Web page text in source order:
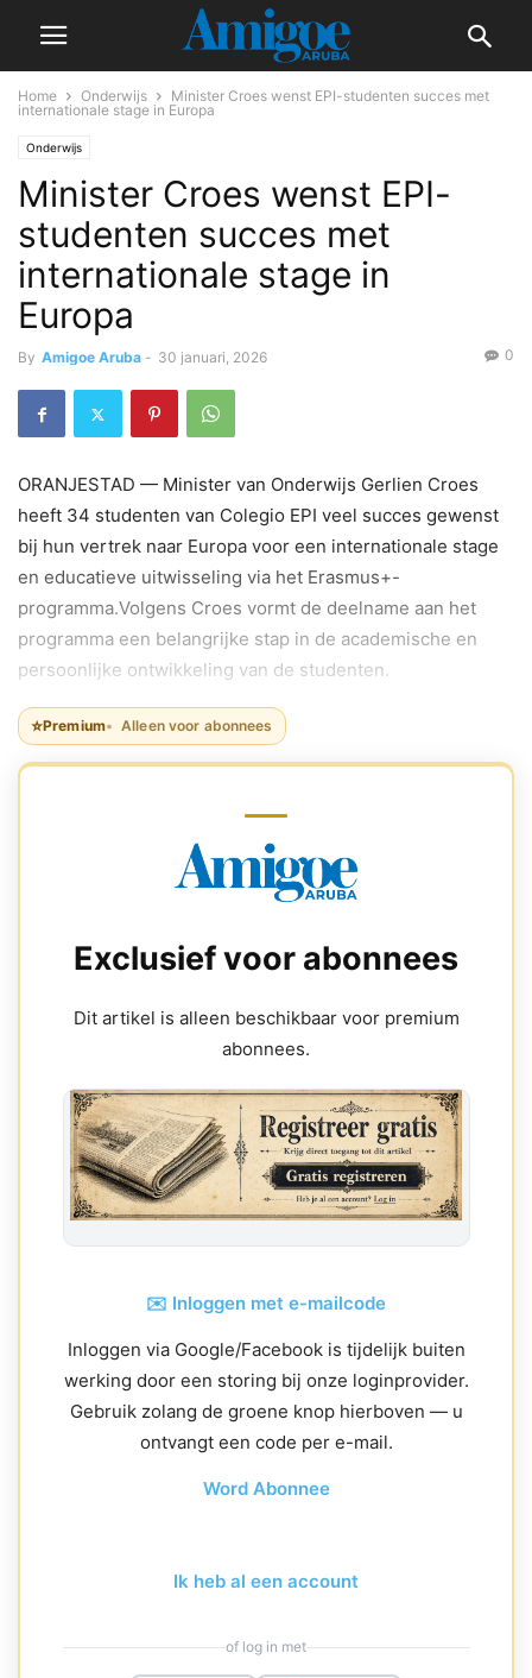
Home Onderwijs
Minister Croes wenst EPI-studenten succes met
internationale stage in Europa
Onderwijs
Minister Croes wenst EPI-
studenten succes met
internationale stage in
Europa
By Amigoe Aruba - 30 januari, 2026 0
ORANJESTAD — Minister van Onderwijs Gerlien Croes
heeft 34 studenten van Colegio EPI veel succes gewenst
bij hun vertrek naar Europa voor een internationale stage
en educatieve uitwisseling via het Erasmus+-
programma.Volgens Croes vormt de deelname aan het
programma een belangrijke stap in de academische en
persoonlijke ontwikkeling van de studenten.
⭐Premium Alleen voor abonnees
Exclusief voor abonnees
Dit artikel is alleen beschikbaar voor premium
abonnees.
✉️ Inloggen met e-mailcode
Inloggen via Google/Facebook is tijdelijk buiten
werking door een storing bij onze loginprovider.
Gebruik zolang de groene knop hierboven — u
ontvangt een code per e-mail.
Word Abonnee
Ik heb al een account
of log in met